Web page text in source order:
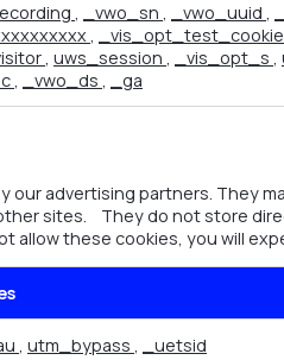
, _vwo_sn , _vwo_uuid ,
, _vis_opt_test_cookie
, uws_session , _vis_opt_s ,
, _vwo_ds , _ga
our advertising partners. They
sites. They do not store
allow these cookies, you will
, utm_bypass , _uetsid